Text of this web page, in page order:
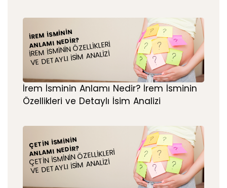
İREM İSMININ
ANLAMI NEDIR?
İREM İSMININ ÖZELLIKLERI
VE DETAYLI İSIM ANALIZI
İrem İsminin Anlamı Nedir? İrem İsminin
Özellikleri ve Detaylı İsim Analizi
ÇETIN İSMININ
ANLAMI NEDIR?
ÇETIN İSMININ ÖZELLIKLERI
VE DETAYLI İSIM ANALIZI